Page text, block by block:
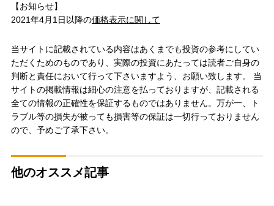
【お知らせ】
2021年4月1日以降の価格表示に関して
当サイトに記載されている内容はあくまでも投資の参考にしてい
ただくためのものであり、実際の投資にあたっては読者ご自身の
判断と責任において行って下さいますよう、お願い致します。 当
サイトの掲載情報は細心の注意を払っておりますが、記載される
全ての情報の正確性を保証するものではありません。万が一、ト
ラブル等の損失が被っても損害等の保証は一切行っておりません
ので、予めご了承下さい。
他のオススメ記事